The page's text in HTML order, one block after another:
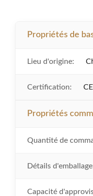
Propriétés de
Lieu d'origine:
Certification:
Propriétés
Quantité de
Détails
Capacité